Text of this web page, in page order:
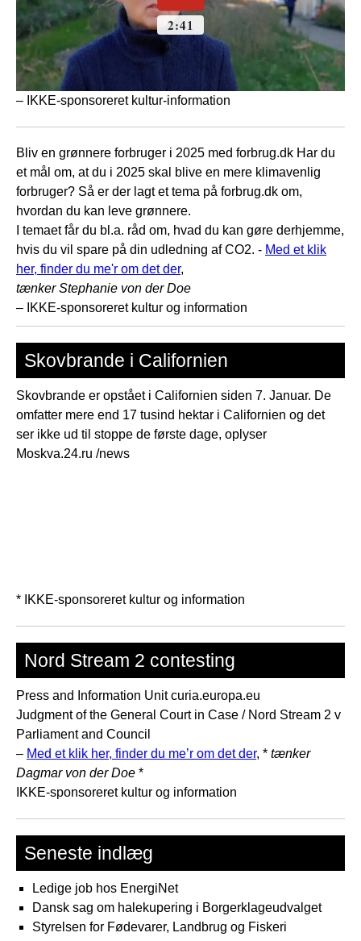
– IKKE-sponsoreret kultur-information
Bliv en grønnere forbruger i 2025 med forbrug.dk Har du
et mål om, at du i 2025 skal blive en mere klimavenlig
forbruger? Så er der lagt et tema på forbrug.dk om,
hvordan du kan leve grønnere.
I temaet får du bl.a. råd om, hvad du kan gøre derhjemme,
hvis du vil spare på din udledning af CO2. - Med et klik
her, finder du me'r om det der,
tænker Stephanie von der Doe
– IKKE-sponsoreret kultur og information
Skovbrande i Californien
Skovbrande er opstået i Californien siden 7. Januar. De
omfatter mere end 17 tusind hektar i Californien og det
ser ikke ud til stoppe de første dage, oplyser
Moskva.24.ru /news
* IKKE-sponsoreret kultur og information
Nord Stream 2 contesting
Press and Information Unit curia.europa.eu
Judgment of the General Court in Case / Nord Stream 2 v
Parliament and Council
– Med et klik her, finder du me’r om det der, * tænker
Dagmar von der Doe *
IKKE-sponsoreret kultur og information
Seneste indlæg
Ledige job hos EnergiNet
Dansk sag om halekupering i Borgerklageudvalget
Styrelsen for Fødevarer, Landbrug og Fiskeri